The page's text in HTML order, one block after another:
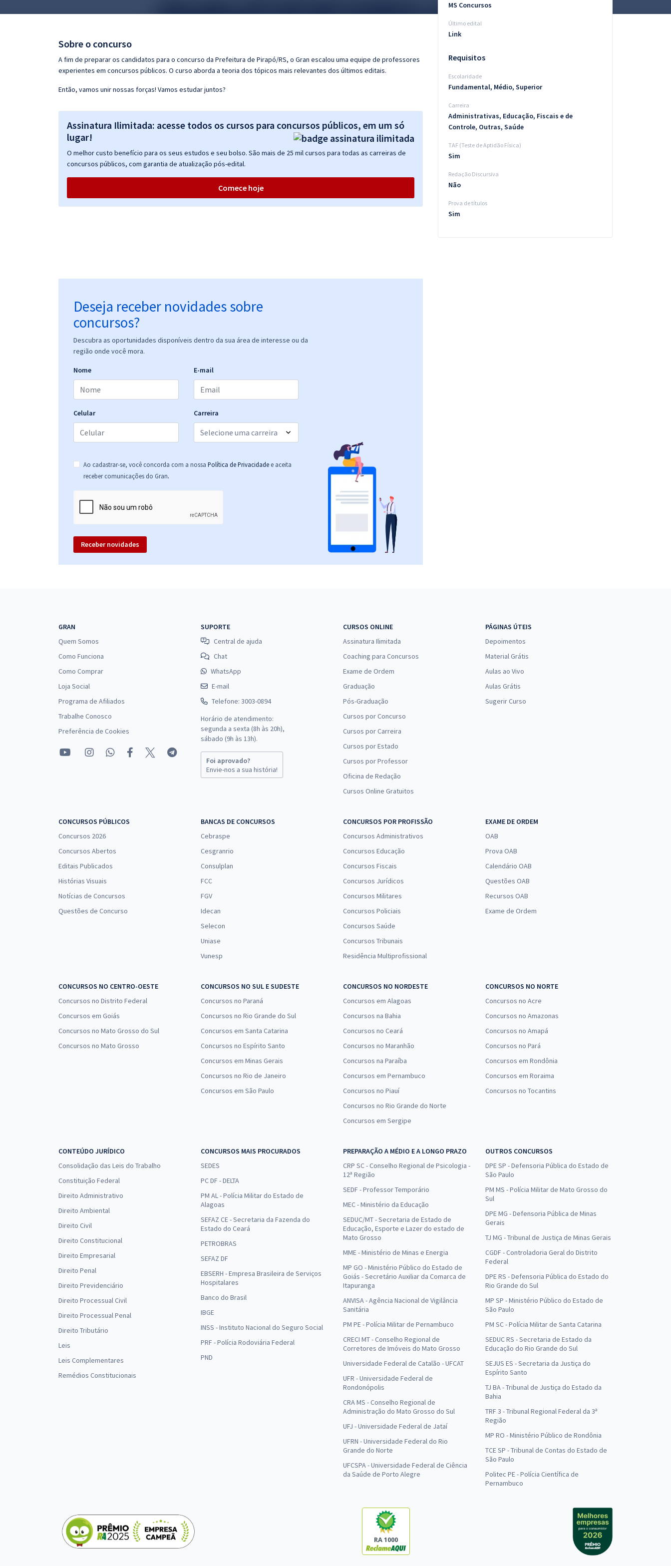
Conteúdo gratuito
Sobre o concurso
A fim de preparar os candidatos para o concurso da Prefeitura de Pirapó/RS, o Gran escalou uma equipe de professores
experientes em concursos públicos. O curso aborda a teoria dos tópicos mais relevantes dos últimos editais.
Então, vamos unir nossas forças! Vamos estudar juntos?
Assinatura Ilimitada: acesse todos os cursos para concursos públicos, em um só
lugar!
O melhor custo benefício para os seus estudos e seu bolso. São mais de 25 mil cursos para todas as carreiras de
concursos públicos, com garantia de atualização pós-edital.
Comece hoje
Deseja receber novidades sobre
concursos?
Descubra as oportunidades disponíveis dentro da sua área de interesse ou da
região onde você mora.
Nome E-mail
Celular Carreira
Ao cadastrar-se, você concorda com a nossa Política de Privacidade e aceita
receber comunicações do Gran.
Receber novidades
MS Concursos
Último edital
Link
Requisitos
Escolaridade
Fundamental, Médio, Superior
Carreira
Administrativas, Educação, Fiscais e de
Controle, Outras, Saúde
TAF (Teste de Aptidão Física)
Sim
Redação Discursiva
Não
Prova de títulos
Sim
GRAN
Quem Somos
Como Funciona
Como Comprar
Loja Social
Programa de Afiliados
Trabalhe Conosco
Preferência de Cookies
SUPORTE
Central de ajuda
Chat
WhatsApp
E-mail
Telefone: 3003-0894
Horário de atendimento:
segunda a sexta (8h às 20h),
sábado (9h às 13h).
Foi aprovado?
Envie-nos a sua história!
CURSOS ONLINE
Assinatura Ilimitada
Coaching para Concursos
Exame de Ordem
Graduação
Pós-Graduação
Cursos por Concurso
Cursos por Carreira
Cursos por Estado
Cursos por Professor
Oficina de Redação
Cursos Online Gratuitos
PÁGINAS ÚTEIS
Depoimentos
Material Grátis
Aulas ao Vivo
Aulas Grátis
Sugerir Curso
CONCURSOS PÚBLICOS
Concursos 2026
Concursos Abertos
Editais Publicados
Histórias Visuais
Notícias de Concursos
Questões de Concurso
BANCAS DE CONCURSOS
Cebraspe
Cesgranrio
Consulplan
FCC
FGV
Idecan
Selecon
Uniase
Vunesp
CONCURSOS POR PROFISSÃO
Concursos Administrativos
Concursos Educação
Concursos Fiscais
Concursos Jurídicos
Concursos Militares
Concursos Policiais
Concursos Saúde
Concursos Tribunais
Residência Multiprofissional
EXAME DE ORDEM
OAB
Prova OAB
Calendário OAB
Questões OAB
Recursos OAB
Exame de Ordem
CONCURSOS NO CENTRO-OESTE
Concursos no Distrito Federal
Concursos em Goiás
Concursos no Mato Grosso do Sul
Concursos no Mato Grosso
CONCURSOS NO SUL E SUDESTE
Concursos no Paraná
Concursos no Rio Grande do Sul
Concursos em Santa Catarina
Concursos no Espírito Santo
Concursos em Minas Gerais
Concursos no Rio de Janeiro
Concursos em São Paulo
CONCURSOS NO NORDESTE
Concursos em Alagoas
Concursos na Bahia
Concursos no Ceará
Concursos no Maranhão
Concursos na Paraíba
Concursos em Pernambuco
Concursos no Piauí
Concursos no Rio Grande do Norte
Concursos em Sergipe
CONCURSOS NO NORTE
Concursos no Acre
Concursos no Amazonas
Concursos no Amapá
Concursos no Pará
Concursos em Rondônia
Concursos em Roraima
Concursos no Tocantins
CONTEÚDO JURÍDICO
Consolidação das Leis do Trabalho
Constituição Federal
Direito Administrativo
Direito Ambiental
Direito Civil
Direito Constitucional
Direito Empresarial
Direito Penal
Direito Previdenciário
Direito Processual Civil
Direito Processual Penal
Direito Tributário
Leis
Leis Complementares
Remédios Constitucionais
CONCURSOS MAIS PROCURADOS
SEDES
PC DF - DELTA
PM AL - Polícia Militar do Estado de
Alagoas
SEFAZ CE - Secretaria da Fazenda do
Estado do Ceará
PETROBRAS
SEFAZ DF
EBSERH - Empresa Brasileira de Serviços
Hospitalares
Banco do Brasil
IBGE
INSS - Instituto Nacional do Seguro Social
PRF - Polícia Rodoviária Federal
PND
PREPARAÇÃO A MÉDIO E A LONGO PRAZO
CRP SC - Conselho Regional de Psicologia -
12ª Região
SEDF - Professor Temporário
MEC - Ministério da Educação
SEDUC/MT - Secretaria de Estado de
Educação, Esporte e Lazer do estado de
Mato Grosso
MME - Ministério de Minas e Energia
MP GO - Ministério Público do Estado de
Goiás - Secretário Auxiliar da Comarca de
Itapuranga
ANVISA - Agência Nacional de Vigilância
Sanitária
PM PE - Polícia Militar de Pernambuco
CRECI MT - Conselho Regional de
Corretores de Imóveis do Mato Grosso
Universidade Federal de Catalão - UFCAT
UFR - Universidade Federal de
Rondonópolis
CRA MS - Conselho Regional de
Administração do Mato Grosso do Sul
UFJ - Universidade Federal de Jataí
UFRN - Universidade Federal do Rio
Grande do Norte
UFCSPA - Universidade Federal de Ciência
da Saúde de Porto Alegre
OUTROS CONCURSOS
DPE SP - Defensoria Pública do Estado de
São Paulo
PM MS - Polícia Militar de Mato Grosso do
Sul
DPE MG - Defensoria Pública de Minas
Gerais
TJ MG - Tribunal de Justiça de Minas Gerais
CGDF - Controladoria Geral do Distrito
Federal
DPE RS - Defensoria Pública do Estado do
Rio Grande do Sul
MP SP - Ministério Público do Estado de
São Paulo
PM SC - Polícia Militar de Santa Catarina
SEDUC RS - Secretaria de Estado da
Educação do Rio Grande do Sul
SEJUS ES - Secretaria da Justiça do
Espírito Santo
TJ BA - Tribunal de Justiça do Estado da
Bahia
TRF 3 - Tribunal Regional Federal da 3ª
Região
MP RO - Ministério Público de Rondônia
TCE SP - Tribunal de Contas do Estado de
São Paulo
Politec PE - Polícia Científica de
Pernambuco
RA 1000